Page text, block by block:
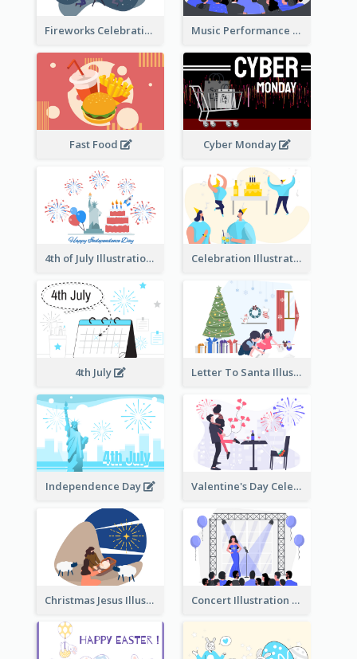
Fireworks Celebration Illustration Music Performance Illustration
Fast Food Cyber Monday
4th of July Illustration Celebration Illustration
4th July Letter To Santa Illustration
Independence Day Valentine's Day Celebration
Christmas Jesus Illustration Concert Illustration